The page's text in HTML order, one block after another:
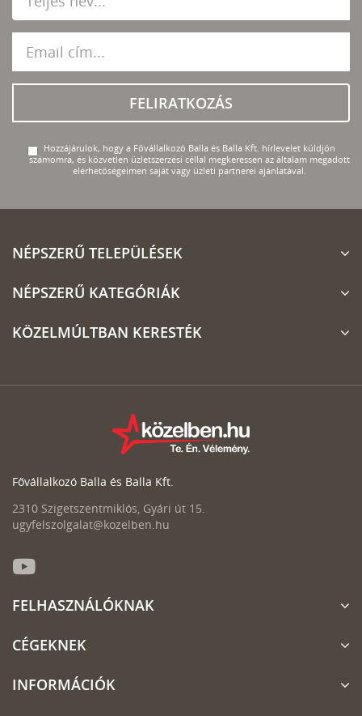
FELIRATKOZÁS
Hozzájárulok, hogy a Fővállalkozó Balla és Balla Kft. hírlevelet küldjön
számomra, és közvetlen üzletszerzési céllal megkeressen az általam megadott
elérhetőségeimen saját vagy üzleti partnerei ajánlatával.
NÉPSZERŰ TELEPÜLÉSEK
NÉPSZERŰ KATEGÓRIÁK
KÖZELMÚLTBAN KERESTÉK
Fővállalkozó Balla és Balla Kft.
2310 Szigetszentmiklós, Gyári út 15.
ugyfelszolgalat@kozelben.hu
FELHASZNÁLÓKNAK
CÉGEKNEK
INFORMÁCIÓK